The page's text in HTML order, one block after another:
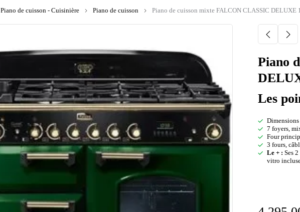
Piano de cuisson - Cuisinière Piano de cuisson Piano de cuisson mixte FALCON CLASSIC
Piano
Les
7 foyers,
Four
3 fours,
Le + : Ses
vitro